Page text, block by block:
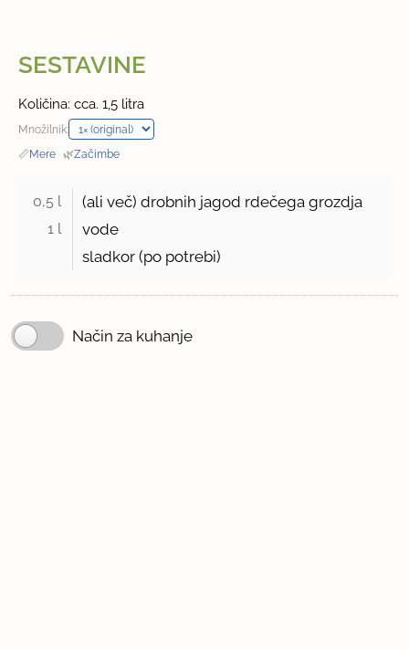
SESTAVINE
Količina: cca. 1,5 litra
Množilnik:
📏Mere · 🌿Začimbe
0,5 l (ali več) drobnih jagod rdečega grozdja
1 l
vode
sladkor (po potrebi)
Način za kuhanje